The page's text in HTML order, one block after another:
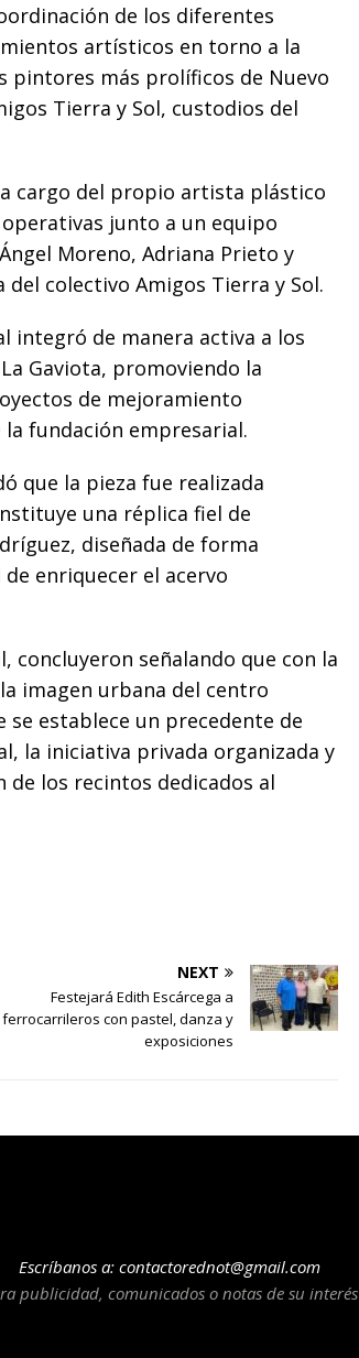
de los diferentes
artísticos en torno a la
pintores más prolíficos de Nuevo
Tierra y Sol, custodios del
cargo del propio artista plástico
junto a un equipo
Moreno, Adriana Prieto y
colectivo Amigos Tierra y Sol.
integró de manera activa a los
Gaviota, promoviendo la
de mejoramiento
fundación empresarial.
que la pieza fue realizada
una réplica fiel de
diseñada de forma
enriquecer el acervo
concluyeron señalando que con la
imagen urbana del centro
se establece un precedente de
la iniciativa privada organizada y
los recintos dedicados al
NEXT
Festejará Edith Escárcega a
ferrocarrileros con pastel, danza y
exposiciones
Escríbanos a: contactorednot@gmail.com
publicidad, comunicados o notas de su interés